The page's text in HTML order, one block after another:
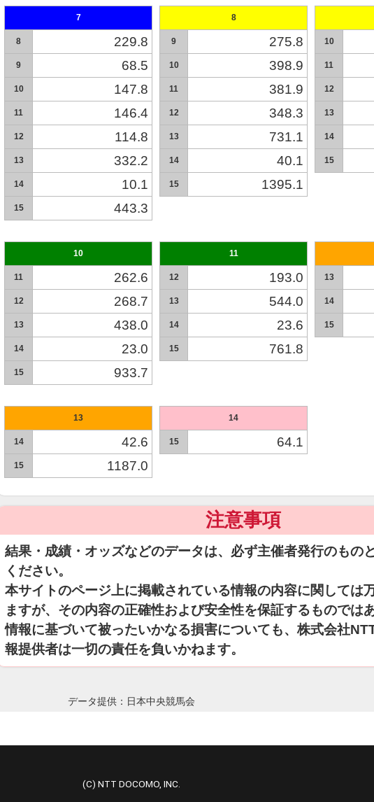
7
8 229.8
9 68.5
10 147.8
11 146.4
12 114.8
13 332.2
14 10.1
15 443.3
8
9 275.8
10 398.9
11 381.9
12 348.3
13 731.1
14 40.1
15 1395.1
10
11
12
13
14
15
10
11 262.6
12 268.7
13 438.0
14 23.0
15 933.7
11
12 193.0
13 544.0
14 23.6
15 761.8
13
14
15
13
14 42.6
15 1187.0
14
15 64.1
注意事項
結果・成績・オッズなどのデータは、必ず主催者発行のもの
ください。
本サイトのページ上に掲載されている情報の内容に関しては
ますが、その内容の正確性および安全性を保証するものでは
情報に基づいて被ったいかなる損害についても、株式会社
報提供者は一切の責任を負いかねます。
データ提供：日本中央競馬会
(C) NTT DOCOMO, INC.